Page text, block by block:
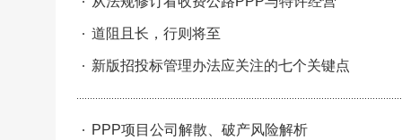
道阻且长，行则将至
新版招投标管理办法应关注的七个关键点
PPP项目公司解散、破产风险解析